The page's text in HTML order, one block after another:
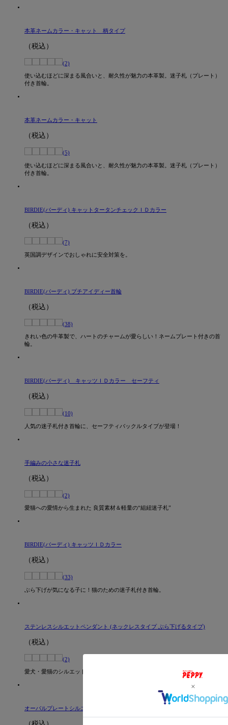
本革ネームカラー・キャット 柄タイプ
（税込）
(2)
使い込むほどに深まる風合いと、耐久性が魅力の本革製。迷子札（プレート）
付き首輪。
本革ネームカラー・キャット
（税込）
(5)
使い込むほどに深まる風合いと、耐久性が魅力の本革製。迷子札（プレート）
付き首輪。
BIRDIE(バーディ) キャットタータンチェックＩＤカラー
（税込）
(7)
英国調デザインでおしゃれに安全対策を。
BIRDIE(バーディ) プチアイディー首輪
（税込）
(38)
きれい色の牛革製で、ハートのチャームが愛らしい！ネームプレート付きの首
輪。
BIRDIE(バーディ) キャッツＩＤカラー セーフティ
（税込）
(10)
人気の迷子札付き首輪に、セーフティバックルタイプが登場！
手編みの小さな迷子札
（税込）
(2)
愛猫への愛情から生まれた 良質素材＆軽量の“組紐迷子札”
BIRDIE(バーディ) キャッツＩＤカラー
（税込）
(33)
ぶら下げが気になる子に！猫のための迷子札付き首輪。
ステンレスシルエットペンダント (ネックレスタイプ ぶら下げるタイプ)
（税込）
(2)
愛犬・愛猫のシルエットが選べる！ステンレス製迷子札のペンダントタイプ。
オーバルプレートシルエットペンダント (ネックレスタイプ)